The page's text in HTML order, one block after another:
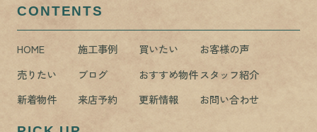
CONTENTS
HOME 施工事例 買いたい
お客様の声
売りたい
ブログ おすすめ物件スタッフ紹介
新着物件
来店予約 更新情報 お問い合わせ